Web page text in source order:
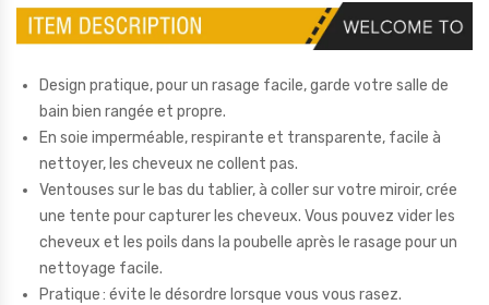
Design pratique, pour un rasage facile, garde votre salle de
bain bien rangée et propre.
En soie imperméable, respirante et transparente, facile à
nettoyer, les cheveux ne collent pas.
Ventouses sur le bas du tablier, à coller sur votre miroir, crée
une tente pour capturer les cheveux. Vous pouvez vider les
cheveux et les poils dans la poubelle après le rasage pour un
nettoyage facile.
Pratique : évite le désordre lorsque vous vous rasez.